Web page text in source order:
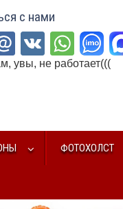
с нами
увы, не работает(((
ФОТОХОЛСТ